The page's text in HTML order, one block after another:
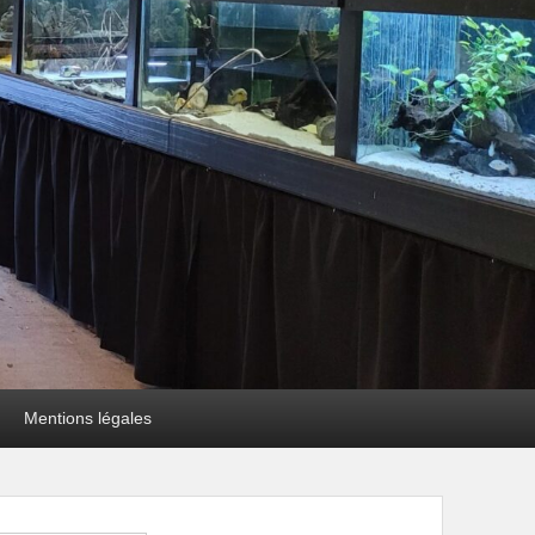
Mentions légales